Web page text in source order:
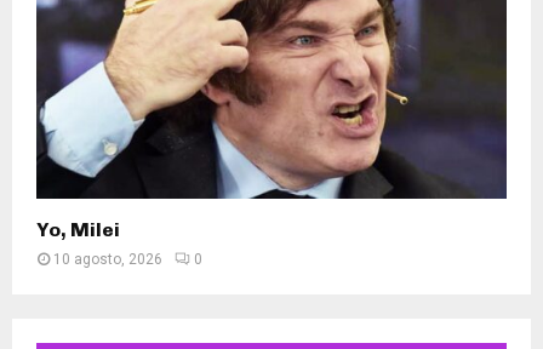
Yo, Milei
10 agosto, 2026 0